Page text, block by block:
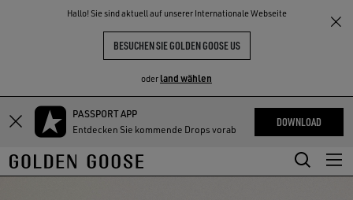
Hallo! Sie sind aktuell auf unserer Internationale Webseite
BESUCHEN SIE GOLDEN GOOSE US
oder land wählen
Zum
Hauptinhalt
springen
Zum
Footer-
Inhalt
springen
PASSPORT APP
Entdecken Sie kommende Drops vorab
DOWNLOAD
ERLEBNISSE THE
COMMUNITY